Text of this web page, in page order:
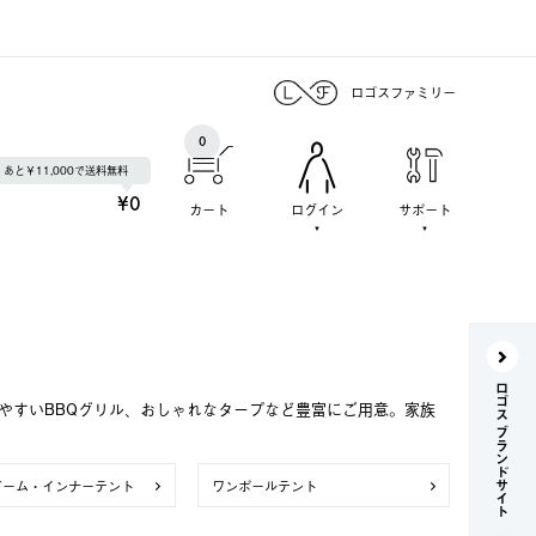
ロゴスファミリー
あと￥11,000で送料無料
¥0 カート
0
ログイン サポート
いBBQグリル、おしゃれなタープなど豊富にご用意。家族
ム・インナーテント ワンポールテント ロゴス ブランドサイト